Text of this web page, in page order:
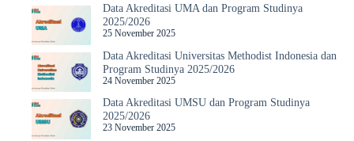
Data Akreditasi UMA dan Program Studinya
2025/2026
25 November 2025
Data Akreditasi Universitas Methodist Indonesia dan
Program Studinya 2025/2026
24 November 2025
Data Akreditasi UMSU dan Program Studinya
2025/2026
23 November 2025